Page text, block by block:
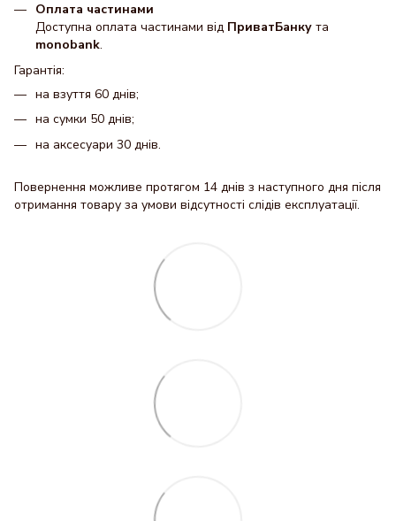
Оплата частинами
Доступна оплата частинами від ПриватБанку та
monobank.
Гарантія:
на взуття 60 днів;
на сумки 50 днів;
на аксесуари 30 днів.
Повернення можливе протягом 14 днів з наступного дня після
отримання товару за умови відсутності слідів експлуатації.